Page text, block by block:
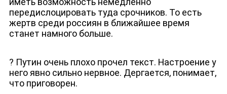
передислоцировать туда срочников. То есть
жертв среди россиян в ближайшее время
станет намного больше.
? Путин очень плохо прочел текст. Настроение у
него явно сильно нервное. Дергается, понимает,
что приговорен.